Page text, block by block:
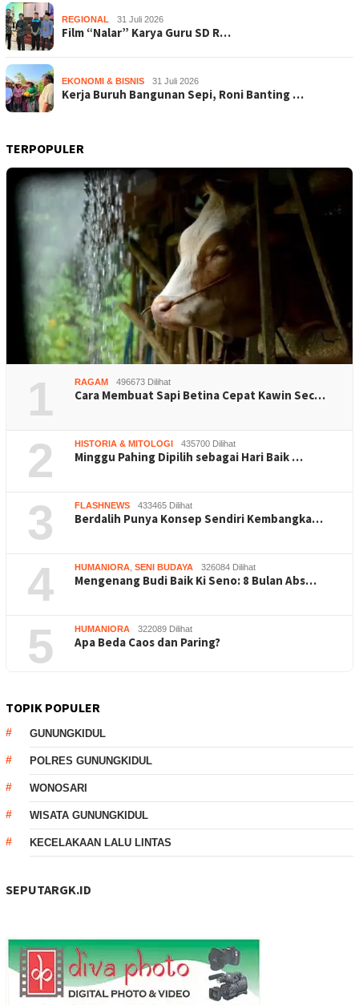
REGIONAL 31 Juli 2026
Film “Nalar” Karya Guru SD R…
EKONOMI & BISNIS 31 Juli 2026
Kerja Buruh Bangunan Sepi, Roni Banting …
TERPOPULER
1 RAGAM 496673 Dilihat
Cara Membuat Sapi Betina Cepat Kawin Sec…
2 HISTORIA & MITOLOGI 435700 Dilihat
Minggu Pahing Dipilih sebagai Hari Baik …
3 FLASHNEWS 433465 Dilihat
Berdalih Punya Konsep Sendiri Kembangka…
4 HUMANIORA SENI BUDAYA 326084 Dilihat
Mengenang Budi Baik Ki Seno: 8 Bulan Abs…
5 HUMANIORA 322089 Dilihat
Apa Beda Caos dan Paring?
TOPIK POPULER
GUNUNGKIDUL
POLRES GUNUNGKIDUL
WONOSARI
WISATA GUNUNGKIDUL
KECELAKAAN LALU LINTAS
SEPUTARGK.ID